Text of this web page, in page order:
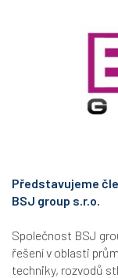
Představujeme
BSJ group s.r.o.
Společnost BSJ
řešení v oblasti
techniky, rozvodů